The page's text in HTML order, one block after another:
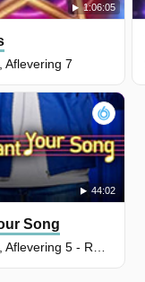
1:06:05
Aflevering 7
44:02
Song
Seizoen 1, Aflevering 5 - Rolf Sanchez